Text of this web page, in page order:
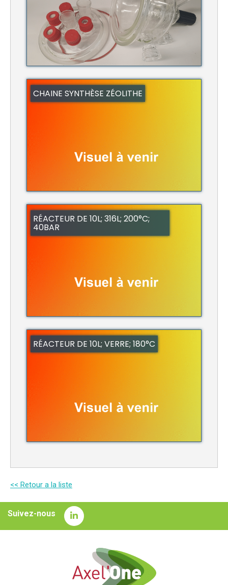
CHAINE SYNTHÈSE ZÉOLITHE
RÉACTEUR DE 10L; 316L; 200°C;
40BAR
RÉACTEUR DE 10L; VERRE; 180°C
<< Retour a la liste
Suivez-nous